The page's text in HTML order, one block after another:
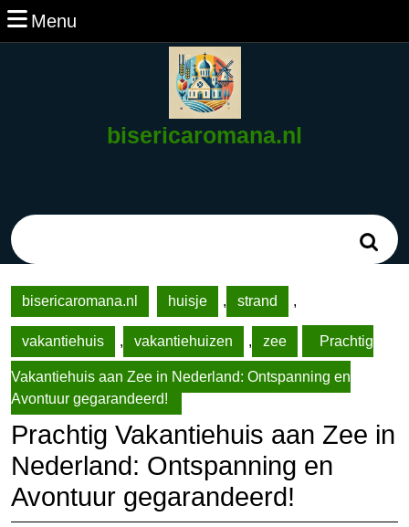
Ga
naar
Menu
bisericaromana.nl
bisericaromana.nl
huisje , strand ,
vakantiehuis , vakantiehuizen , zee Prachtig
Vakantiehuis aan Zee in Nederland: Ontspanning en
Avontuur gegarandeerd!
Prachtig Vakantiehuis aan Zee in
Nederland: Ontspanning en
Avontuur gegarandeerd!